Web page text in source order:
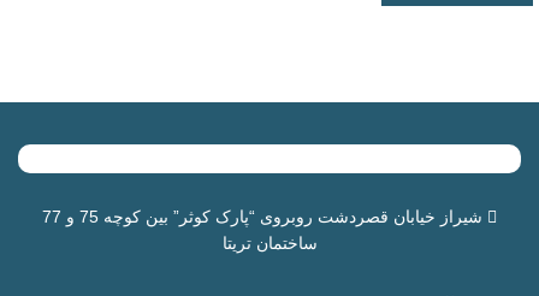
شیراز خیابان قصردشت روبروی “پارک کوثر
” بین کوچه 75 و 77
ساختمان تریتا